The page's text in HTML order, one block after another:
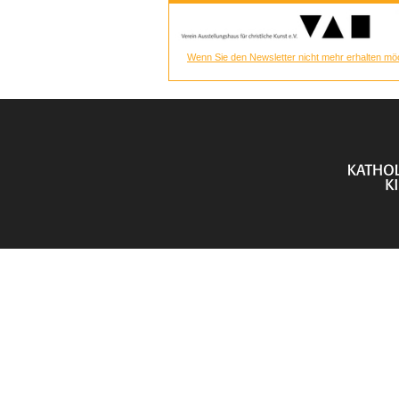
Wenn Sie den Newsletter nicht mehr erhalten